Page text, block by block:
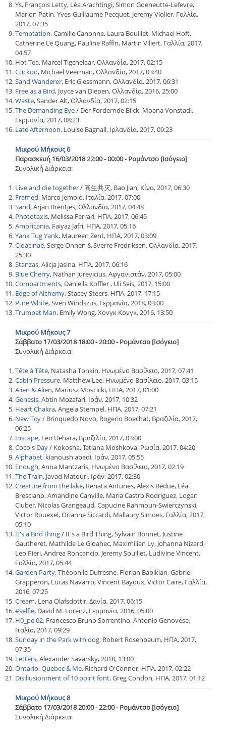
Ys, François Letty, Léa Arachtingi, Simon Goeneutte-Lefevre,
Marion Patin, Yves-Guillaume Pecquet, Jeremy Violier, Γαλλία,
2017, 07:35
Temptation, Camille Canonne, Laura Bouillet, Michael Hoft,
Catherine Le Quang, Pauline Raffin, Martin Villert, Γαλλία, 2017,
04:57
Hot Tea, Marcel Tigchelaar, Ολλανδία, 2017, 02:15
Cuckoo, Michaël Veerman, Ολλανδία, 2017, 03:40
Sand Wanderer, Eric Giessmann, Ολλανδία, 2017, 06:31
Free as a Bird, Joyce van Diepen, Ολλανδία, 2016, 25:00
Waste, Sander Alt, Ολλανδία, 2017, 02:15
The Demanding Eye/ Der Fordernde Blick, Moana Vonstadl,
Γερμανία, 2017, 08:23
Late Afternoon, Louise Bagnall, Ιρλανδία, 2017, 09:23
Μικρού Μήκους 6
Παρασκευή 16/03/2018 22:00 - 00:00 - Ρομάντσο [Ισόγειο]
Συνολική Διάρκεια:
Live and die together/ 同生共灭, Bao Jian, Κίνα, 2017, 06:30
Framed, Marco Jemolo, Ιταλία, 2017, 07:00
Sand, Arjan Brentjes, Ολλανδία, 2017, 04:48
Phototaxis, Melissa Ferrari, ΗΠΑ, 2017, 06:45
Amoricania, Faiyaz Jafri, ΗΠΑ, 2017, 05:16
Yank Tug Yank, Maureen Zent, ΗΠΑ, 2017, 03:09
Cloacinae, Serge Onnen & Sverre Fredriksen, Ολλανδία, 2017,
25:30
Stanzas, Alicja Jasina, ΗΠΑ, 2017, 06:16
Blue Cherry, Nathan Jurevicius, Αφγανιστάν, 2017, 05:00
Compartments, Daniella Koffler , Uli Seis, 2017, 15:00
Edge of Alchemy, Stacey Steers, ΗΠΑ, 2017, 17:15
Pure White, Sven Windszus, Γερμανία, 2018, 03:00
Trumpet Man, Emily Wong, Χονγκ Κονγκ, 2016, 13:50
Μικρού Μήκους 7
Σάββατο 17/03/2018 18:00 - 20:00 - Ρομάντσο [Ισόγειο]
Συνολική Διάρκεια:
Tête à Tête, Natasha Tonkin, Ηνωμένο Βασίλειο, 2017, 07:41
Cabin Pressure, Matthew Lee, Ηνωμένο Βασίλειο, 2017, 03:15
Alien & Alien, Mariusz Moscicki, ΗΠΑ, 2017, 01:00
Genesis, Abtin Mozafari, Ιράν, 2017, 10:32
Heart Chakra, Angela Stempel, ΗΠΑ, 2017, 07:21
New Toy/ Brinquedo Novo, Rogerio Boechat, Βραζιλία, 2017,
06:25
Inscape, Leo Uehara, Βραζιλία, 2017, 03:00
Coco's Day/ Kokosha, Tatiana Moshkova, Ρωσία, 2017, 04:20
Alphabet, kianoush abedi, Ιράν, 2017, 05:55
Enough, Anna Mantzaris, Ηνωμένο Βασίλειο, 2017, 02:19
The Train, Javad Matouri, Ιράν, 2017, 02:30
Creature from the lake, Renata Antunes, Alexis Bedue, Léa
Bresciano, Amandine Canville, Maria Castro Rodriguez, Logan
Cluber, Nicolas Grangeaud, Capucine Rahmoun-Swierczynski,
Victor Rouexel, Orianne Siccardi, Mallaury Simoes, Γαλλία, 2017,
05:10
It's a Bird thing/ It's a Bird Thing, Sylvain Bonnet, Justine
Gautheret, Mathilde Le Gloahec, Maximilian Ly, Johanna Nizard,
Leo Pieri, Andrea Roncancio, Jeremy Souillet, Ludivine Vincent,
Γαλλία, 2017, 05:44
Garden Party, Théophile Dufresne, Florian Babikian, Gabriel
Grapperon, Lucas Navarro, Vincent Bayoux, Victor Caire, Γαλλία,
2016, 07:25
Cream, Lena Olafsdottir, Δανία, 2017, 06:15
#selfie, David M. Lorenz, Γερμανία, 2016, 05:00
H0_pe 02, Francesco Bruno Sorrentino, Antonio Genovese,
Ιταλία, 2017, 09:29
Sunday in the Park with dog, Robert Rosenbaum, ΗΠΑ, 2017,
07:35
Letters, Alexander Savarsky, 2018, 13:00
Ontario, Quebec & Me, Richard O'Connor, ΗΠΑ, 2017, 02:22
Disillusionment of 10 point font, Greg Condon, ΗΠΑ, 2017, 01:12
Μικρού Μήκους 8
Σάββατο 17/03/2018 20:00 - 22:00 - Ρομάντσο [Ισόγειο]
Συνολική Διάρκεια: